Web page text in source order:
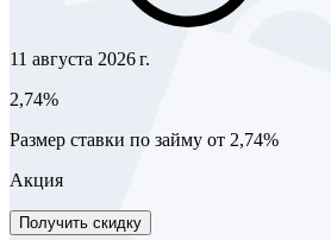
11 августа 2026 г.
2,74%
Размер ставки по займу от 2,74%
Акция
Получить скидку